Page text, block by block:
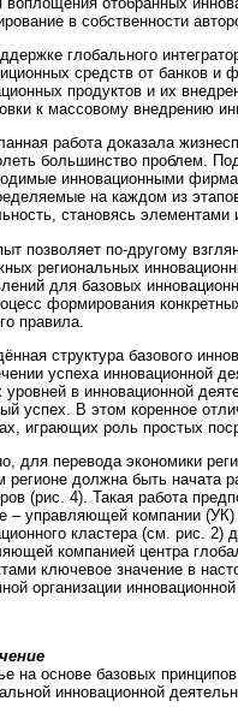
в собственности
глобального
средств от банков и
продуктов и их
к массовому внедрению
работа доказала
большинство проблем.
инновационными
на каждом из
становясь элементами
позволяет по-другому
региональных
для базовых
формирования
правила.
структура базового
успеха инновационной
уровней в инновационной
успех. В этом коренное
играющих роль простых
для перевода экономики
регионе должна быть начата
(рис. 4). Такая работа
– управляющей компании (УК)
кластера (см. рис. 2)
компанией центра
ключевое значение в
организации
на основе базовых
инновационной